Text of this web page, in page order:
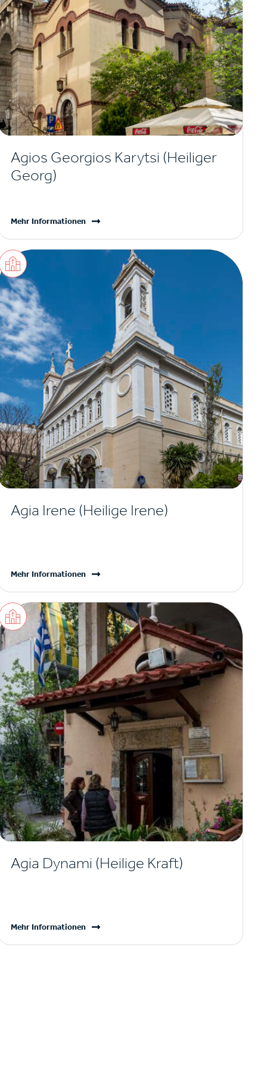
Agios Georgios Karytsi (Heiliger
Georg)
Mehr Informationen
Agia Irene (Heilige Irene)
Mehr Informationen
Agia Dynami (Heilige Kraft)
Mehr Informationen